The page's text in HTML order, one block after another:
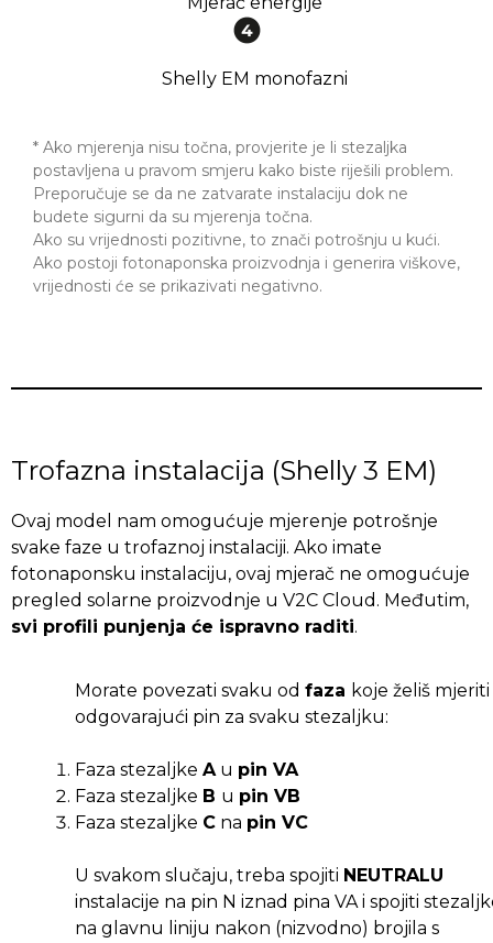
Shelly EM monofazni
* Ako mjerenja nisu točna, provjerite je li stezaljka
postavljena u pravom smjeru kako biste riješili problem.
Preporučuje se da ne zatvarate instalaciju dok ne
budete sigurni da su mjerenja točna.
Ako su vrijednosti pozitivne, to znači potrošnju u kući.
Ako postoji fotonaponska proizvodnja i generira viškove,
vrijednosti će se prikazivati negativno.
Trofazna instalacija (Shelly 3 EM)
Ovaj model nam omogućuje mjerenje potrošnje
svake faze u trofaznoj instalaciji. Ako imate
fotonaponsku instalaciju, ovaj mjerač ne omogućuje
pregled solarne proizvodnje u V2C Cloud. Međutim,
svi profili punjenja će ispravno raditi.
Morate povezati svaku od faza koje želiš
odgovarajući pin za svaku stezaljku:
Faza stezaljke Au pin VA
Faza stezaljke B u pin VB
Faza stezaljke C na pin VC
U svakom slučaju, treba spojiti NEUTRALU
instalacije na pin N iznad pina VA i spojiti
na glavnu liniju nakon (nizvodno) brojila s